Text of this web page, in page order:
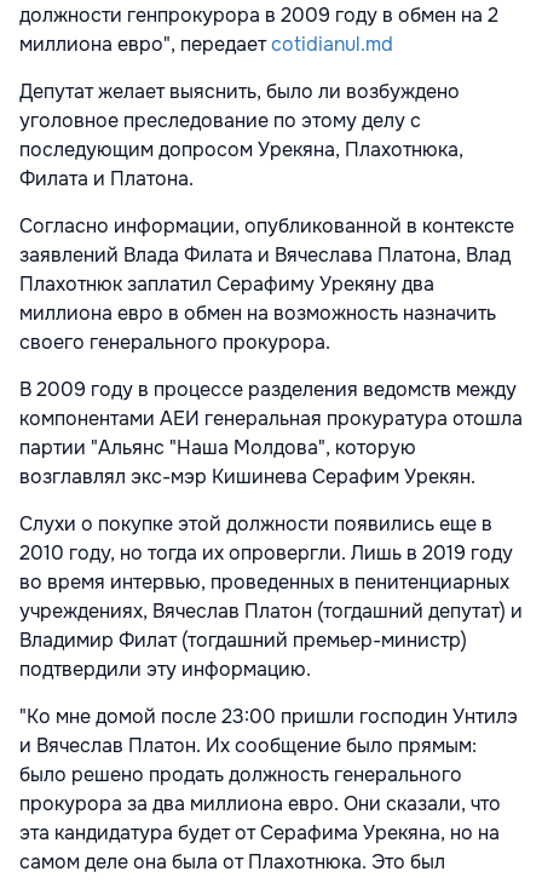
должности генпрокурора в 2009 году в обмен на 2
миллиона евро", передаетcotidianul.md
Депутат желает выяснить, было ли возбуждено
уголовное преследование по этому делу с
последующим допросом Урекяна, Плахотнюка,
Филата и Платона.
Согласно информации, опубликованной в контексте
заявлений Влада Филата и Вячеслава Платона, Влад
Плахотнюк заплатил Серафиму Урекяну два
миллиона евро в обмен на возможность назначить
своего генерального прокурора.
В 2009 году в процессе разделения ведомств между
компонентами АЕИ генеральная прокуратура отошла
партии "Альянс "Наша Молдова", которую
возглавлял экс-мэр Кишинева Серафим Урекян.
Слухи о покупке этой должности появились еще в
2010 году, но тогда их опровергли. Лишь в 2019 году
во время интервью, проведенных в пенитенциарных
учреждениях, Вячеслав Платон (тогдашний депутат) и
Владимир Филат (тогдашний премьер-министр)
подтвердили эту информацию.
"Ко мне домой после 23:00 пришли господин Унтилэ
и Вячеслав Платон. Их сообщение было прямым:
было решено продать должность генерального
прокурора за два миллиона евро. Они сказали, что
эта кандидатура будет от Серафима Урекяна, но на
самом деле она была от Плахотнюка. Это был